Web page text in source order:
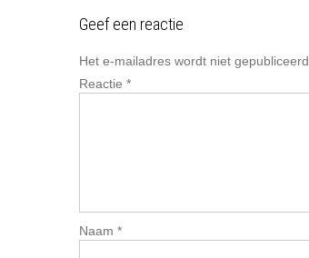
Geef een reactie
Het e-mailadres wordt niet gepubliceerd.
Reactie *
Naam *